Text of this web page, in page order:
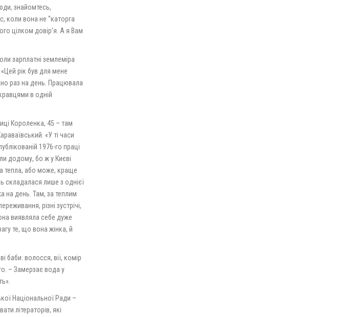
знайомтесь,
коли вона не “каторга
цілком довір’я. А я Вам
зарплатні землеміра
рік був для мене
раз на день. Працювала
в одній
Короленка, 45 – там
«У ті часи
1976-го праці
додому, бо ж у Києві
тепла, або може, краще
складалася лише з однієї
на день. Там, за теплим
різні зустрічі,
виявляла себе дуже
те, що вона жінка, й
баби: волосся, вії, комір
– Замерзає вода у
Національної Ради –
літераторів, які